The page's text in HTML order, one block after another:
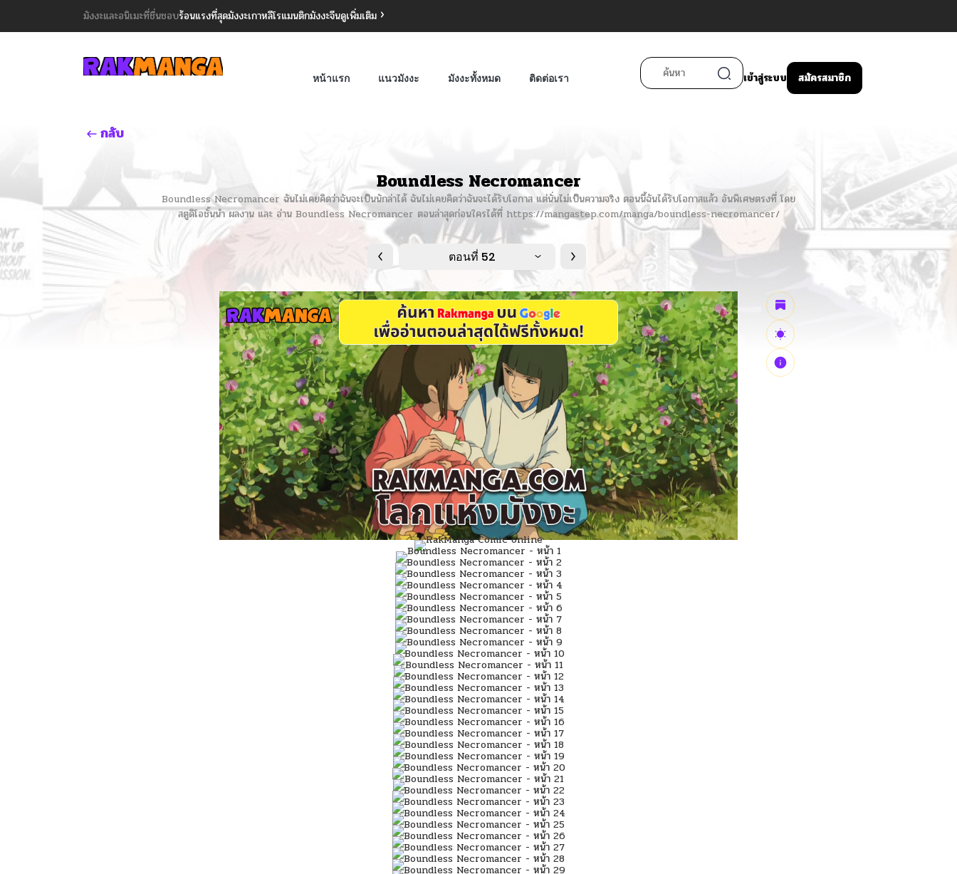
มังงะและอนิเมะที่ชื่นชอบร้อนแรงที่สุดมังงะเกาหลีโรแมนติกมังงะจีนดูเพิ่มเติม
หน้าแรก แนวมังงะ มังงะทั้งหมด ติดต่อเรา เข้าสู่ระบบ สมัครสมาชิก
กลับ
Boundless Necromancer
Boundless Necromancer ฉันไม่เคยคิดว่าฉันจะเป็นนักล่าได้ ฉันไม่เคยคิดว่าฉันจะได้รับโอกาส แต่นั่นไม่เป็นความจริง ตอนนี้ฉันได้รับโอกาสแล้ว อันพิเศษตรงที่ โดย
สตูดิโอชั้นนำ ผลงาน และ อ่าน Boundless Necromancer ตอนล่าสุดก่อนใครได้ที่ https://mangastep.com/manga/boundless-necromancer/
ตอนที่ 52